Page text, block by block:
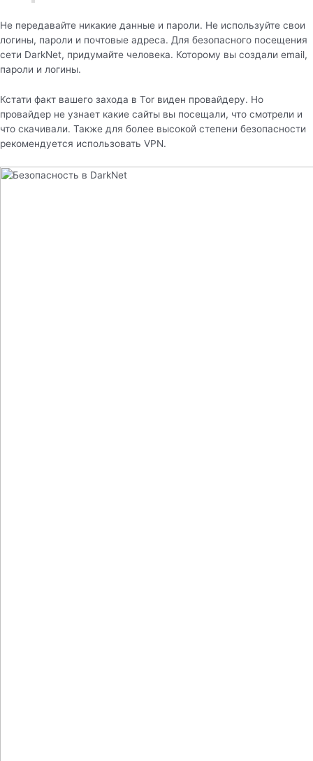
Не передавайте никакие данные и пароли. Не используйте свои
логины, пароли и почтовые адреса. Для безопасного посещения
сети DarkNet, придумайте человека. Которому вы создали email,
пароли и логины.
Кстати факт вашего захода в Tor виден провайдеру. Но
провайдер не узнает какие сайты вы посещали, что смотрели и
что скачивали. Также для более высокой степени безопасности
рекомендуется использовать VPN.